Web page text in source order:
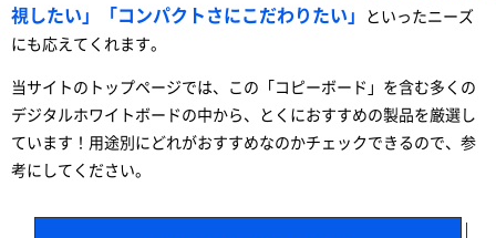
視したい」「コンパクトさにこだわりたい」 といったニーズ
にも応えてくれます。
当サイトのトップページでは、この「コピーボード」を含む多くの
デジタルホワイトボードの中から、とくにおすすめの製品を厳選し
ています！用途別にどれがおすすめなのかチェックできるので、参
考にしてください。